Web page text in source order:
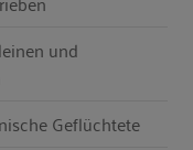
und
Geflüchtete